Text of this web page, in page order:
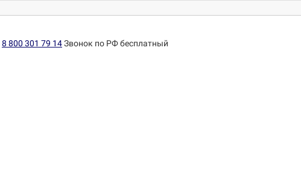
8 800 301 79 14Звонок по РФ бесплатный